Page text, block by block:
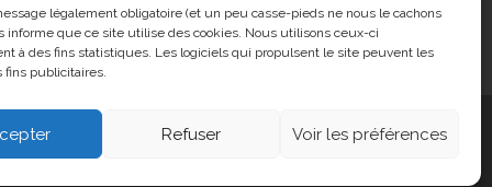
légalement obligatoire (et un peu casse-pieds ne nous le cachons
informe que ce site utilise des cookies. Nous utilisons ceux-ci
à des fins statistiques. Les logiciels qui propulsent le site peuvent les
fins publicitaires.
Refuser Voir les préférences
…